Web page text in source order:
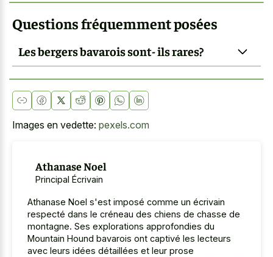
Questions fréquemment posées
Les bergers bavarois sont- ils rares?
Images en vedette: pexels.com
Athanase Noel
Principal Écrivain
Athanase Noel s'est imposé comme un écrivain
respecté dans le créneau des chiens de chasse de
montagne. Ses explorations approfondies du
Mountain Hound bavarois ont captivé les lecteurs
avec leurs idées détaillées et leur prose